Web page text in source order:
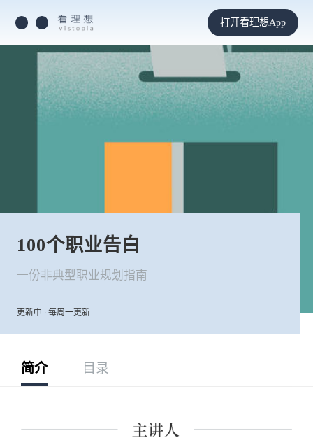
打开看理想App
100个职业告白
一份非典型职业规划指南
更新中 · 每周一更新
简介 目录